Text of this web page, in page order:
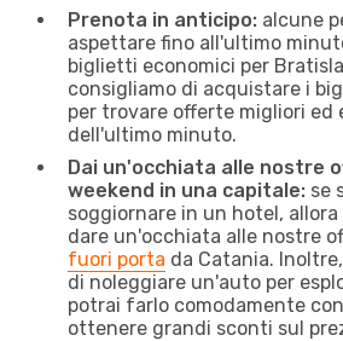
Prenota in anticipo: alcune
aspettare fino all'ultimo
biglietti economici per
consigliamo di acquistare i
per trovare offerte migliori ed
dell'ultimo minuto.
Dai un'occhiata alle nostre
weekend in una capitale: se
soggiornare in un hotel,
dare un'occhiata alle nostre
fuori porta da Catania.
di noleggiare un'auto per
potrai farlo comodamente
ottenere grandi sconti sul